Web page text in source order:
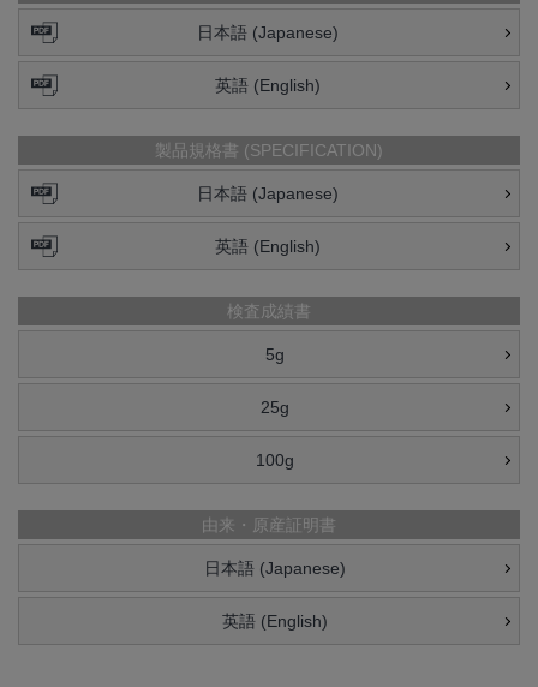
日本語 (Japanese)
英語 (English)
製品規格書 (SPECIFICATION)
日本語 (Japanese)
英語 (English)
検査成績書
5g
25g
100g
由来・原産証明書
日本語 (Japanese)
英語 (English)